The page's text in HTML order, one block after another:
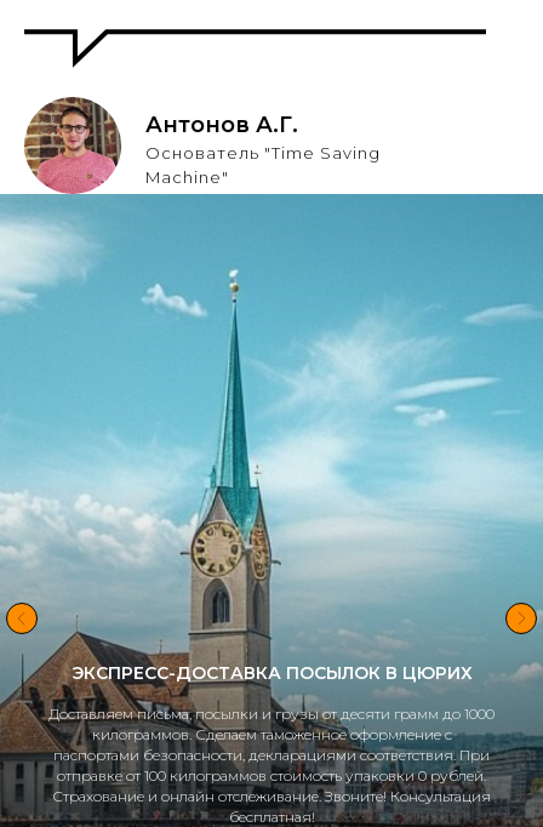
Антонов А.Г.
Основатель "Time Saving
Machine"
ЭКСПРЕСС-ДОСТАВКА ПОСЫЛОК В ЖЕНЕВУ
Доставляем письма, посылки и грузы от десяти грамм до 1000
килограммов. Сделаем таможенное оформление с
паспортами безопасности, декларациями соответствия. При
отправке от 100 килограммов стоимость упаковки 0 рублей.
Страхование и онлайн отслеживание. Звоните! Консультация
бесплатная!